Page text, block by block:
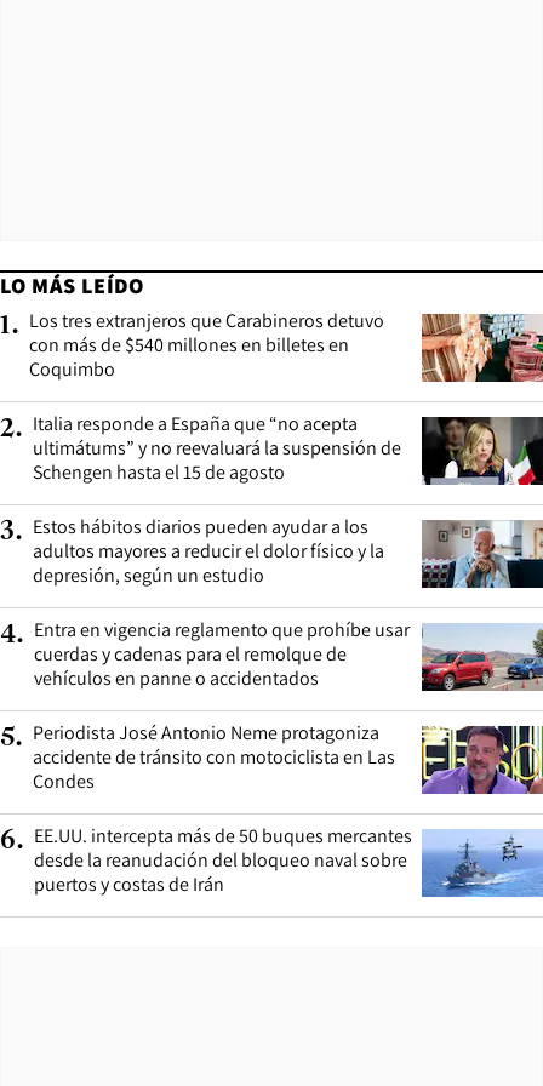
LO MÁS LEÍDO
1. Los tres extranjeros que Carabineros detuvo
con más de $540 millones en billetes en
Coquimbo
2. Italia responde a España que “no acepta
ultimátums” y no reevaluará la suspensión de
Schengen hasta el 15 de agosto
3. Estos hábitos diarios pueden ayudar a los
adultos mayores a reducir el dolor físico y la
depresión, según un estudio
4. Entra en vigencia reglamento que prohíbe usar
cuerdas y cadenas para el remolque de
vehículos en panne o accidentados
5. Periodista José Antonio Neme protagoniza
accidente de tránsito con motociclista en Las
Condes
6. EE.UU. intercepta más de 50 buques mercantes
desde la reanudación del bloqueo naval sobre
puertos y costas de Irán